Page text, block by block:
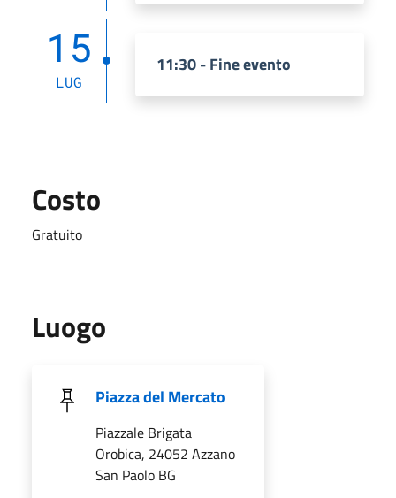
15
LUG
11:30 - Fine evento
Costo
Gratuito
Luogo
Piazza del Mercato
Piazzale Brigata
Orobica, 24052 Azzano
San Paolo BG